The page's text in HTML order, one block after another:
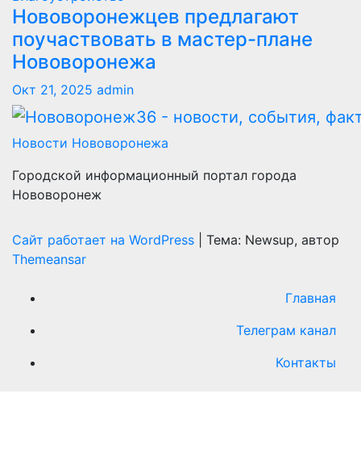
Нововоронежцев предлагают
поучаствовать в мастер-плане
Нововоронежа
Окт 21, 2025 admin
Новости Нововоронежа
Городской информационный портал города
Нововоронеж
Сайт работает на WordPress
Тема: Newsup, автор
Themeansar
Главная
Телеграм канал
Контакты